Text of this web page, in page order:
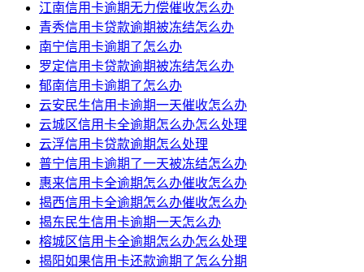
江南信用卡逾期无力偿催收怎么办
青秀信用卡贷款逾期被冻结怎么办
南宁信用卡逾期了怎么办
罗定信用卡贷款逾期被冻结怎么办
郁南信用卡逾期了怎么办
云安民生信用卡逾期一天催收怎么办
云城区信用卡全逾期怎么办怎么处理
云浮信用卡贷款逾期怎么处理
普宁信用卡逾期了一天被冻结怎么办
惠来信用卡全逾期怎么办催收怎么办
揭西信用卡全逾期怎么办催收怎么办
揭东民生信用卡逾期一天怎么办
榕城区信用卡全逾期怎么办怎么处理
揭阳如果信用卡还款逾期了怎么分期